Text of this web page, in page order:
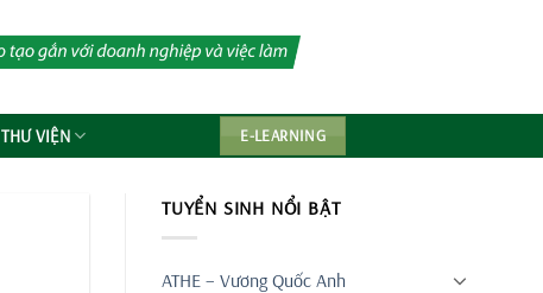
THƯ VIỆN E-LEARNING
TUYỂN SINH NỔI BẬT
ATHE – Vương Quốc Anh